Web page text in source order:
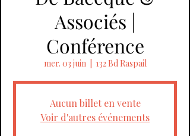
Associés |
Conférence
mer. 03 juin
  |
132 Bd Raspail
Aucun billet en vente
Voir d'autres événements